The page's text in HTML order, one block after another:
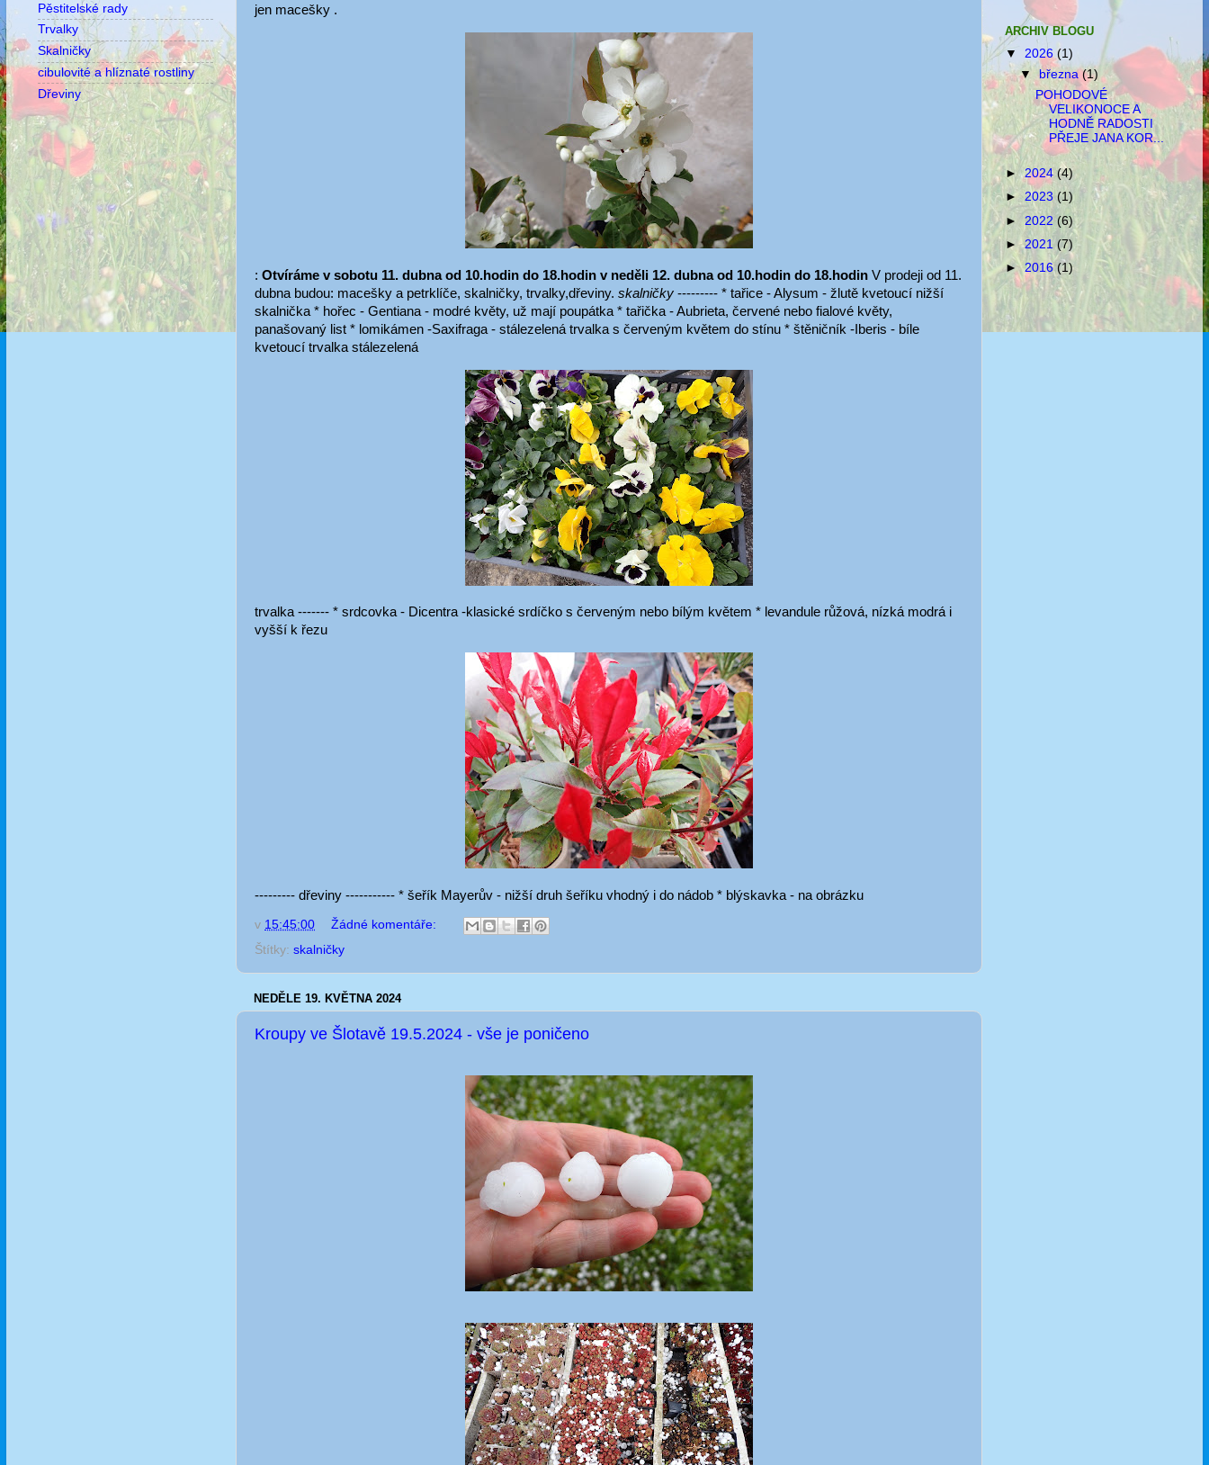
jen macešky .
: Otvíráme v sobotu 11. dubna od 10.hodin do 18.hodin v neděli 12. dubna od 10.hodin do 18.hodin V prodeji od 11.
dubna budou: macešky a petrklíče, skalničky, trvalky,dřeviny. skalničky --------- * tařice - Alysum - žlutě kvetoucí nižší
skalnička * hořec - Gentiana - modré květy, už mají poupátka * tařička - Aubrieta, červené nebo fialové květy,
panašovaný list * lomikámen -Saxifraga - stálezelená trvalka s červeným květem do stínu * štěničník -Iberis - bíle
kvetoucí trvalka stálezelená
trvalka ------- * srdcovka - Dicentra -klasické srdíčko s červeným nebo bílým květem * levandule růžová, nízká modrá i
vyšší k řezu
--------- dřeviny ----------- * šeřík Mayerův - nižší druh šeříku vhodný i do nádob * blýskavka - na obrázku
v 15:45:00
Žádné komentáře:
Štítky: skalničky
NEDĚLE 19. KVĚTNA 2024
Kroupy ve Šlotavě 19.5.2024 - vše je poničeno
Pěstitelské rady
Trvalky
Skalničky
cibulovité a hlíznaté rostliny
Dřeviny
ARCHIV BLOGU
▼ 2026 (1)
▼března(1)
POHODOVÉ
VELIKONOCE A
HODNĚ RADOSTI
PŘEJE JANA KOR...
►2024 (4)
► 2023 (1)
►2022 (6)
►2021 (7)
► 2016 (1)